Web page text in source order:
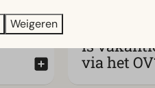
Is
via het
Weigeren